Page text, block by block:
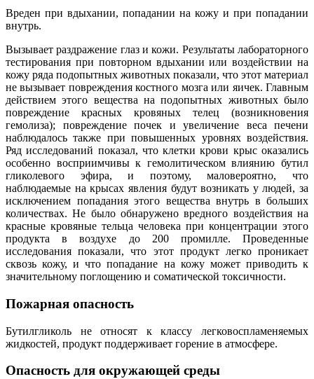
Вреден при вдыхании, попадании на кожу и при попадании
внутрь.
Вызывает раздражение глаз и кожи. Результаты лабораторного
тестирования при повторном вдыхании или воздействии на
кожу ряда подопытных животных показали, что этот материал
не вызывает повреждения костного мозга или яичек. Главным
действием этого вещества на подопытных животных было
повреждение красных кровяных телец (возникновения
гемолиза); повреждение почек и увеличение веса печени
наблюдалось также при повышенных уровнях воздействия.
Ряд исследований показал, что клетки крови крыс оказались
особенно восприимчивы к гемолитическом влиянию бутил
гликолевого эфира, и поэтому, маловероятно, что
наблюдаемые на крысах явления будут возникать у людей, за
исключением попадания этого вещества внутрь в больших
количествах. Не было обнаружено вредного воздействия на
красные кровяные тельца человека при концентрации этого
продукта в воздухе до 200 промилле. Проведенные
исследования показали, что этот продукт легко проникает
сквозь кожу, и что попадание на кожу может приводить к
значительному поглощению и соматической токсичности.
Пожарная опасность
Бутилгликоль не относят к классу легковоспламеняемых
жидкостей, продукт поддерживает горение в атмосфере.
Опасность для окружающей среды